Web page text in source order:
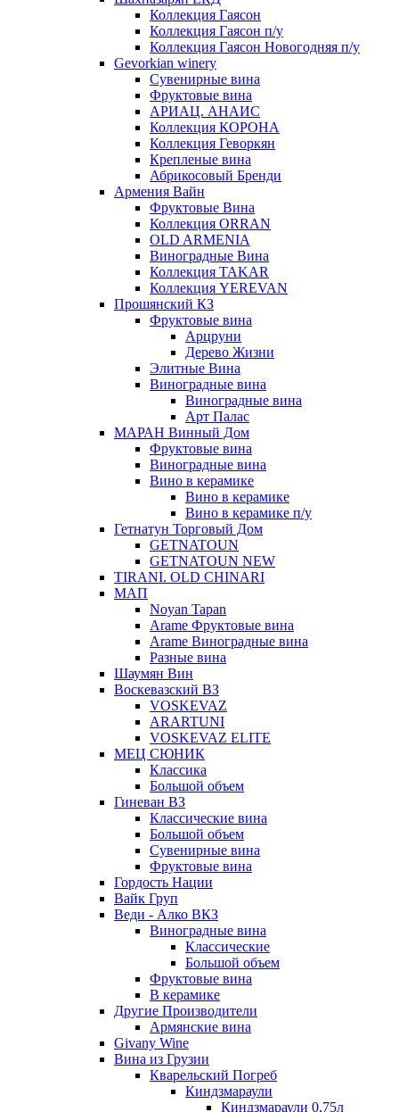
Коллекция Гаясон
Коллекция Гаясон п/у
Коллекция Гаясон Новогодняя п/у
Gevorkian winery
Сувенирные вина
Фруктовые вина
АРИАЦ. АНАИС
Коллекция КОРОНА
Коллекция Геворкян
Крепленые вина
Абрикосовый Бренди
Армения Вайн
Фруктовые Вина
Коллекция ORRAN
OLD ARMENIA
Виноградные Вина
Коллекция TAKAR
Коллекция YEREVAN
Прошянский КЗ
Фруктовые вина
Арцруни
Дерево Жизни
Элитные Вина
Виноградные вина
Виноградные вина
Арт Палас
МАРАН Винный Дом
Фруктовые вина
Виноградные вина
Вино в керамике
Вино в керамике
Вино в керамике п/у
Гетнатун Торговый Дом
GETNATOUN
GETNATOUN NEW
TIRANI. OLD CHINARI
МАП
Noyan Tapan
Arame Фруктовые вина
Arame Виноградные вина
Разные вина
Шаумян Вин
Воскевазский ВЗ
VOSKEVAZ
ARARTUNI
VOSKEVAZ ELITE
МЕЦ СЮНИК
Классика
Большой объем
Гиневан ВЗ
Классические вина
Большой объем
Сувенирные вина
Фруктовые вина
Гордость Нации
Вайк Груп
Веди - Алко ВКЗ
Виноградные вина
Классические
Большой объем
Фруктовые вина
В керамике
Другие Производители
Армянские вина
Givany Wine
Вина из Грузии
Кварельский Погреб
Киндзмараули
Киндзмараули 0,75л